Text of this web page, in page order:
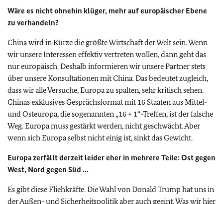
Wäre es nicht ohnehin klüger, mehr auf europäischer Ebene
zu verhandeln?
China wird in Kürze die größte Wirtschaft der Welt sein. Wenn
wir unsere Interessen effektiv vertreten wollen, dann geht das
nur europäisch. Deshalb informieren wir unsere Partner stets
über unsere Konsultationen mit China. Das bedeutet zugleich,
dass wir alle Versuche, Europa zu spalten, sehr kritisch sehen.
Chinas exklusives Gesprächsformat mit 16 Staaten aus Mittel-
und Osteuropa, die sogenannten „16 + 1“-Treffen, ist der falsche
Weg. Europa muss gestärkt werden, nicht geschwächt. Aber
wenn sich Europa selbst nicht einig ist, sinkt das Gewicht.
Europa zerfällt derzeit leider eher in mehrere Teile: Ost gegen
West, Nord gegen Süd ...
Es gibt diese Fliehkräfte. Die Wahl von Donald Trump hat uns in
der Außen- und Sicherheitspolitik aber auch geeint. Was wir hier